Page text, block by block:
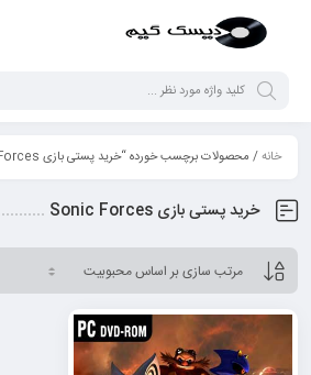
خانه/ محصولات برچسب خورده “خرید پستی بازی Sonic Forces”
خرید پستی بازی Sonic Forces